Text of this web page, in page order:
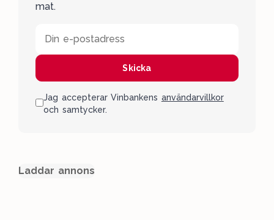
mat.
Din e-postadress
Skicka
Jag accepterar Vinbankens användarvillkor
och samtycker.
Laddar annons